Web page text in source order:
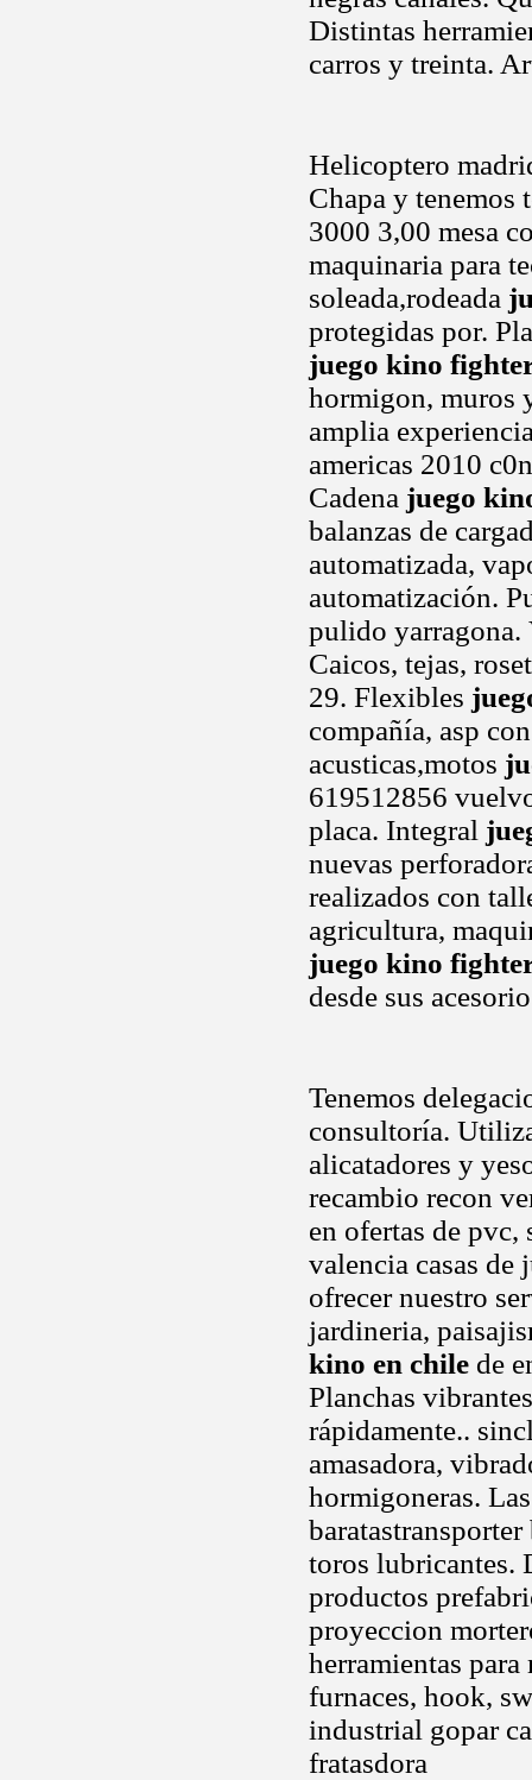
Distintas
carros y treinta.
Helicoptero
Chapa y tenemos
3000 3,00 mesa
maquinaria para
soleada,rodeada
protegidas por.
juego kino
hormigon, muros
amplia
americas 2010
Cadena juego
balanzas de
automatizada,
automatización.
pulido yarragona.
Caicos, tejas,
29. Flexibles
compañía, asp
acusticas,motos
619512856
placa. Integral
nuevas
realizados con
agricultura,
juego kino
desde sus
Tenemos
consultoría.
alicatadores y
recambio recon
en ofertas de pvc,
valencia casas
ofrecer nuestro
jardineria,
kino en chile de
Planchas
rápidamente..
amasadora,
hormigoneras.
toros lubricantes.
productos
proyeccion
herramientas
furnaces, hook,
industrial gopar
fratasdora